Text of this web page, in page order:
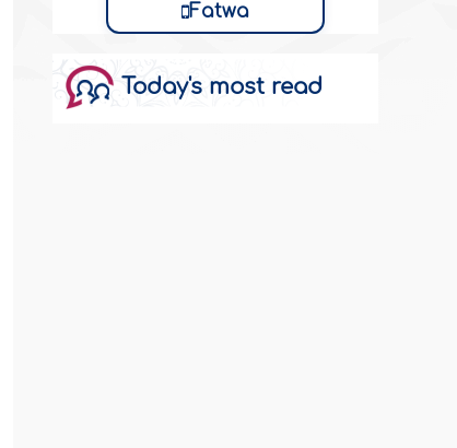
Fatwa
Today's most read